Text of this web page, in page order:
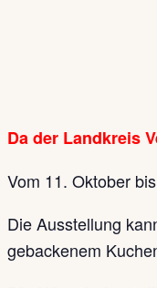
Da der Landkreis
Vom 11. Oktober
Die Ausstellung
gebackenem